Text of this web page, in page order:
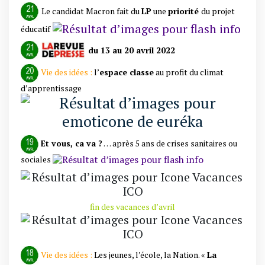
Le candidat Macron fait duLPune priorité du projet
éducatif
du 13 au 20 avril 2022
Vie des idées : l’espace classeau profit du climat
d’apprentissage
Et vous, ca va ?… après 5 ans de crises sanitaires ou
sociales
fin des vacances d’avril
Vie des idées : Les jeunes, l’école, la Nation. « La